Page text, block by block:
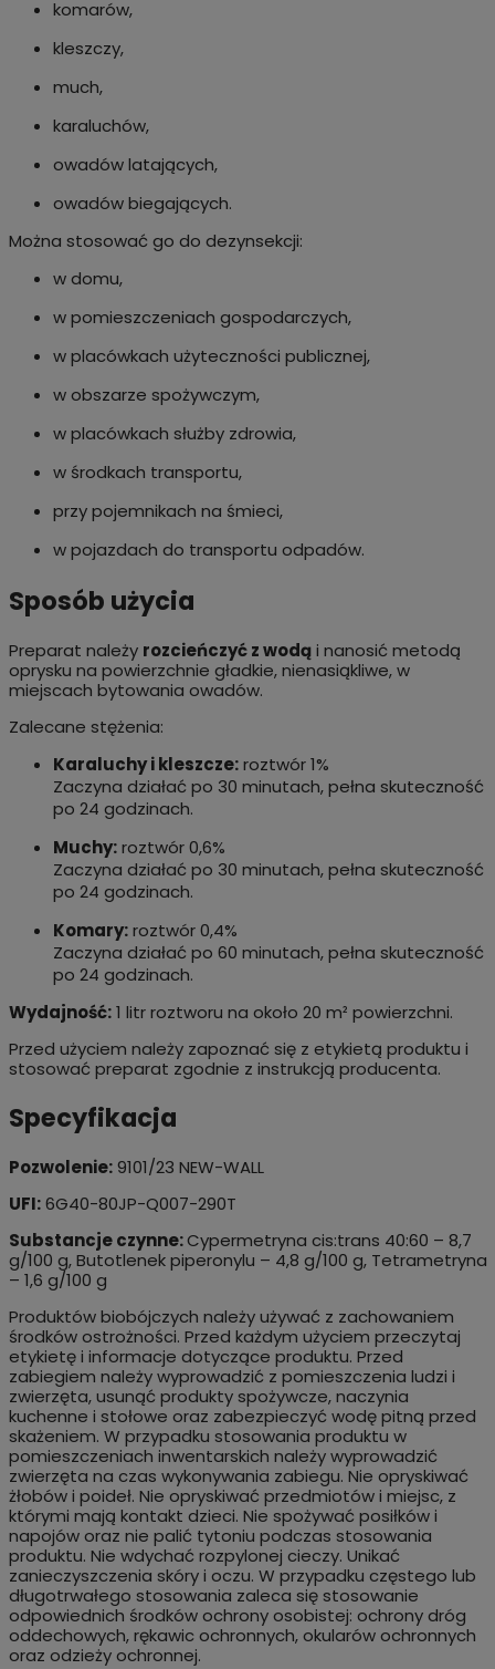
komarów,
kleszczy,
much,
karaluchów,
owadów latających,
owadów biegających.
Można stosować go do dezynsekcji:
w domu,
w pomieszczeniach gospodarczych,
w placówkach użyteczności publicznej,
w obszarze spożywczym,
w placówkach służby zdrowia,
w środkach transportu,
przy pojemnikach na śmieci,
w pojazdach do transportu odpadów.
Sposób użycia
Preparat należy rozcieńczyć z wodąi nanosić metodą
oprysku na powierzchnie gładkie, nienasiąkliwe, w
miejscach bytowania owadów.
Zalecane stężenia:
Karaluchy i kleszcze:roztwór 1%
Zaczyna działać po 30 minutach, pełna skuteczność
po 24 godzinach.
Muchy:roztwór 0,6%
Zaczyna działać po 30 minutach, pełna skuteczność
po 24 godzinach.
Komary:roztwór 0,4%
Zaczyna działać po 60 minutach, pełna skuteczność
po 24 godzinach.
Wydajność:1 litr roztworu na około 20 m² powierzchni.
Przed użyciem należy zapoznać się z etykietą produktu i
stosować preparat zgodnie z instrukcją producenta.
Specyfikacja
Pozwolenie:9101/23 NEW-WALL
UFI:6G40-80JP-Q007-290T
Substancje czynne:Cypermetryna cis:trans 40:60 – 8,7
g/100 g, Butotlenek piperonylu – 4,8 g/100 g, Tetrametryna
– 1,6 g/100 g
Produktów biobójczych należy używać z zachowaniem
środków ostrożności. Przed każdym użyciem przeczytaj
etykietę i informacje dotyczące produktu. Przed
zabiegiem należy wyprowadzić z pomieszczenia ludzi i
zwierzęta, usunąć produkty spożywcze, naczynia
kuchenne i stołowe oraz zabezpieczyć wodę pitną przed
skażeniem. W przypadku stosowania produktu w
pomieszczeniach inwentarskich należy wyprowadzić
zwierzęta na czas wykonywania zabiegu. Nie opryskiwać
żłobów i poideł. Nie opryskiwać przedmiotów i miejsc, z
którymi mają kontakt dzieci. Nie spożywać posiłków i
napojów oraz nie palić tytoniu podczas stosowania
produktu. Nie wdychać rozpylonej cieczy. Unikać
zanieczyszczenia skóry i oczu. W przypadku częstego lub
długotrwałego stosowania zaleca się stosowanie
odpowiednich środków ochrony osobistej: ochrony dróg
oddechowych, rękawic ochronnych, okularów ochronnych
oraz odzieży ochronnej.